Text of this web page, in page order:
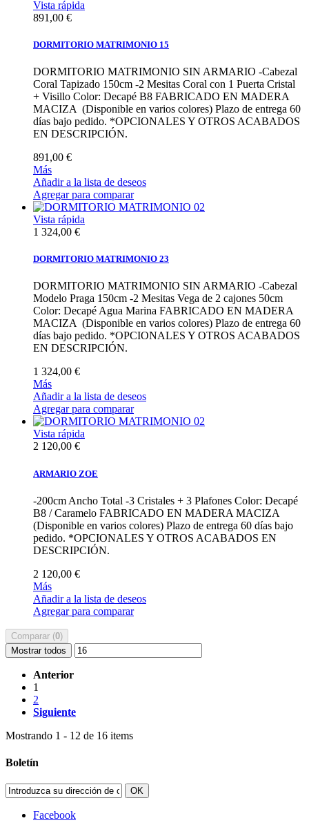
Vista rápida
891,00 €
DORMITORIO MATRIMONIO 15
DORMITORIO MATRIMONIO SIN ARMARIO -Cabezal
Coral Tapizado 150cm -2 Mesitas Coral con 1 Puerta Cristal
+ Visillo Color: Decapé B8 FABRICADO EN MADERA
MACIZA (Disponible en varios colores) Plazo de entrega 60
días bajo pedido. *OPCIONALES Y OTROS ACABADOS
EN DESCRIPCIÓN.
891,00 €
Más
Añadir a la lista de deseos
Agregar para comparar
Vista rápida
1 324,00 €
DORMITORIO MATRIMONIO 23
DORMITORIO MATRIMONIO SIN ARMARIO -Cabezal
Modelo Praga 150cm -2 Mesitas Vega de 2 cajones 50cm
Color: Decapé Agua Marina FABRICADO EN MADERA
MACIZA (Disponible en varios colores) Plazo de entrega 60
días bajo pedido. *OPCIONALES Y OTROS ACABADOS
EN DESCRIPCIÓN.
1 324,00 €
Más
Añadir a la lista de deseos
Agregar para comparar
Vista rápida
2 120,00 €
ARMARIO ZOE
-200cm Ancho Total -3 Cristales + 3 Plafones Color: Decapé
B8 / Caramelo FABRICADO EN MADERA MACIZA
(Disponible en varios colores) Plazo de entrega 60 días bajo
pedido. *OPCIONALES Y OTROS ACABADOS EN
DESCRIPCIÓN.
2 120,00 €
Más
Añadir a la lista de deseos
Agregar para comparar
Comparar (0)
Mostrar todos
Anterior
1
2
Siguiente
Mostrando 1 - 12 de 16 items
Boletín
OK
Facebook